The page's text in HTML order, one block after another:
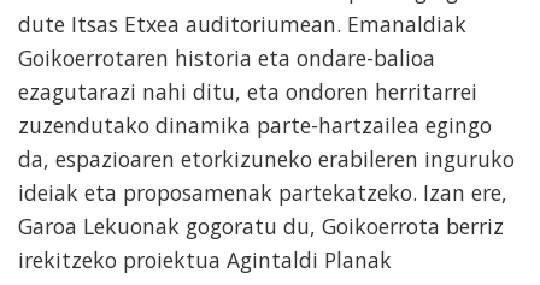
dute Itsas Etxea auditoriumean. Emanaldiak
Goikoerrotaren historia eta ondare-balioa
ezagutarazi nahi ditu, eta ondoren herritarrei
zuzendutako dinamika parte-hartzailea egingo
da, espazioaren etorkizuneko erabileren inguruko
ideiak eta proposamenak partekatzeko. Izan ere,
Garoa Lekuonak gogoratu du, Goikoerrota berriz
irekitzeko proiektua Agintaldi Planak